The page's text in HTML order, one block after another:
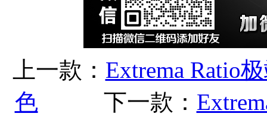
上一款： Extrema Ratio
色
下一款：